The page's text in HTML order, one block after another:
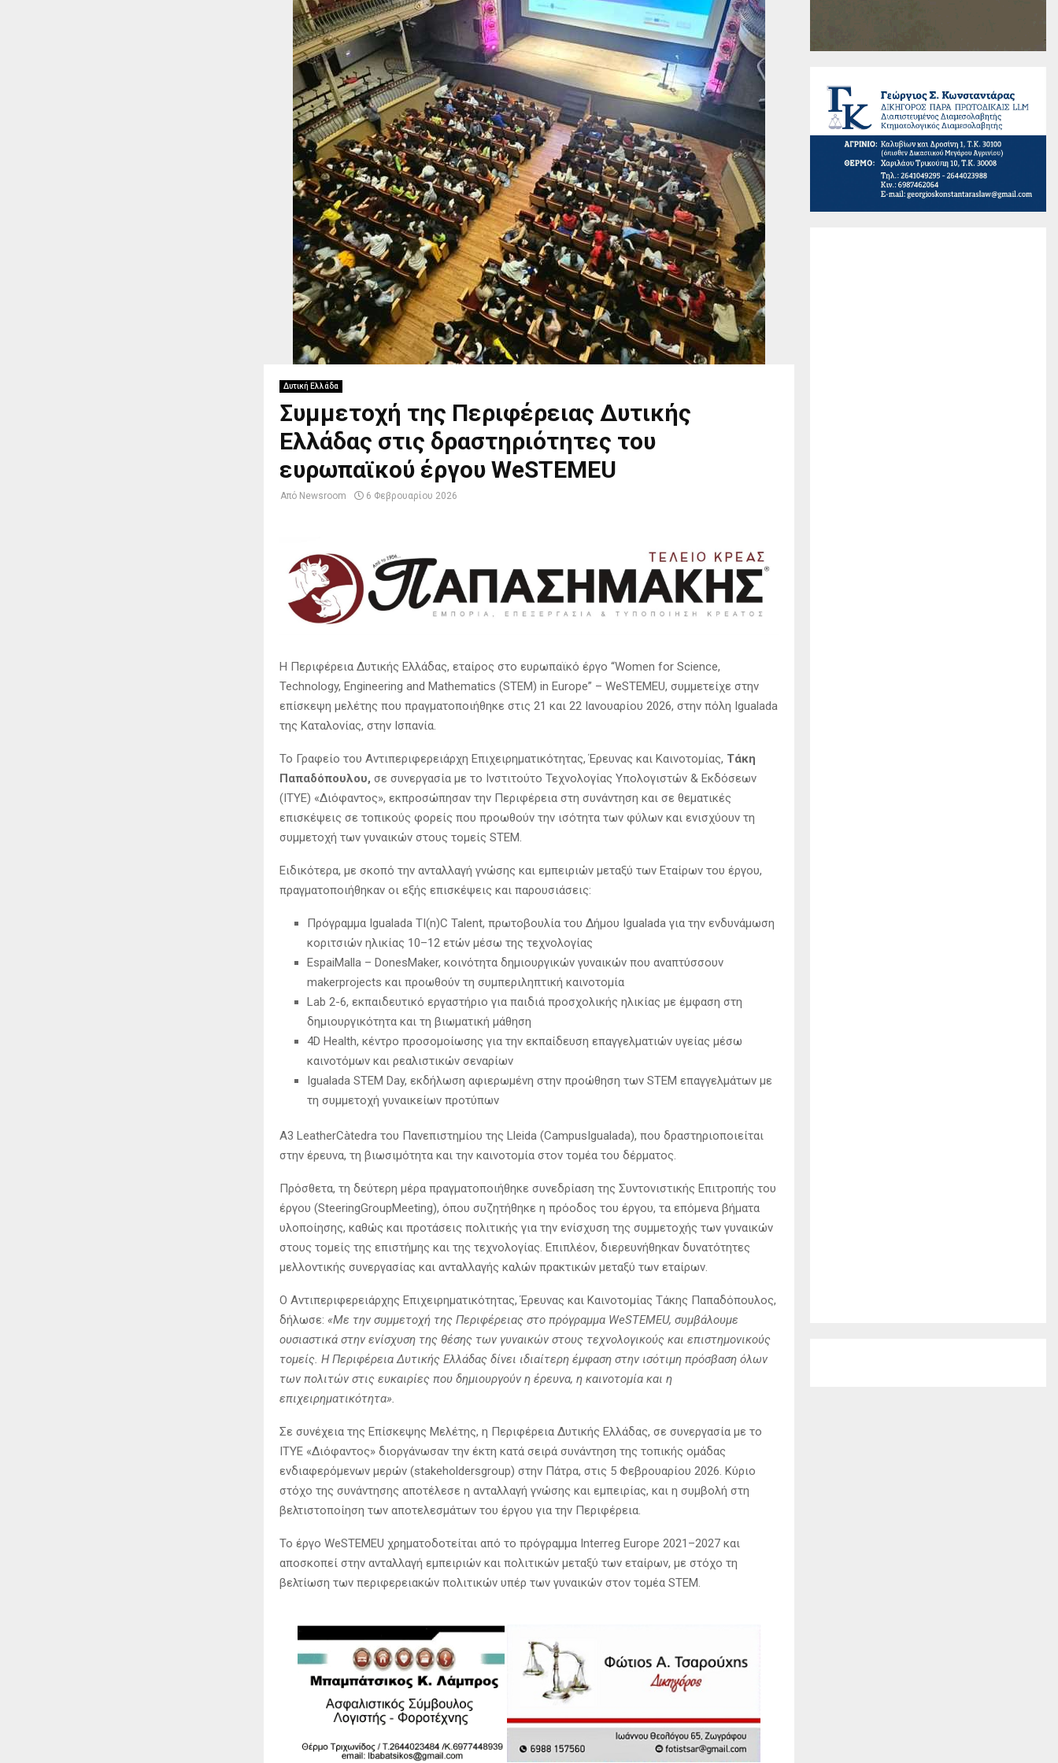
Δυτική Ελλάδα
Συμμετοχή της Περιφέρειας Δυτικής
Ελλάδας στις δραστηριότητες του
ευρωπαϊκού έργου WeSTEMEU
Από Newsroom 6 Φεβρουαρίου 2026
Η Περιφέρεια Δυτικής Ελλάδας, εταίρος στο ευρωπαϊκό έργο “Women for Science,
Technology, Engineering and Mathematics (STEM) in Europe” – WeSTEMEU, συμμετείχε στην
επίσκεψη μελέτης που πραγματοποιήθηκε στις 21 και 22 Ιανουαρίου 2026, στην πόλη Igualada
της Καταλονίας, στην Ισπανία.
Το Γραφείο του Αντιπεριφερειάρχη Επιχειρηματικότητας, Έρευνας και Καινοτομίας, Τάκη
Παπαδόπουλου, σε συνεργασία με το Ινστιτούτο Τεχνολογίας Υπολογιστών & Εκδόσεων
(ΙΤΥΕ) «Διόφαντος», εκπροσώπησαν την Περιφέρεια στη συνάντηση και σε θεματικές
επισκέψεις σε τοπικούς φορείς που προωθούν την ισότητα των φύλων και ενισχύουν τη
συμμετοχή των γυναικών στους τομείς STEM.
Ειδικότερα, με σκοπό την ανταλλαγή γνώσης και εμπειριών μεταξύ των Εταίρων του έργου,
πραγματοποιήθηκαν οι εξής επισκέψεις και παρουσιάσεις:
Πρόγραμμα Igualada TI(n)C Talent, πρωτοβουλία του Δήμου Igualada για την ενδυνάμωση
κοριτσιών ηλικίας 10–12 ετών μέσω της τεχνολογίας
EspaiMalla – DonesMaker, κοινότητα δημιουργικών γυναικών που αναπτύσσουν
makerprojects και προωθούν τη συμπεριληπτική καινοτομία
Lab 2-6, εκπαιδευτικό εργαστήριο για παιδιά προσχολικής ηλικίας με έμφαση στη
δημιουργικότητα και τη βιωματική μάθηση
4D Health, κέντρο προσομοίωσης για την εκπαίδευση επαγγελματιών υγείας μέσω
καινοτόμων και ρεαλιστικών σεναρίων
Igualada STEM Day, εκδήλωση αφιερωμένη στην προώθηση των STEM επαγγελμάτων με
τη συμμετοχή γυναικείων προτύπων
A3 LeatherCàtedra του Πανεπιστημίου της Lleida (CampusIgualada), που δραστηριοποιείται
στην έρευνα, τη βιωσιμότητα και την καινοτομία στον τομέα του δέρματος.
Πρόσθετα, τη δεύτερη μέρα πραγματοποιήθηκε συνεδρίαση της Συντονιστικής Επιτροπής του
έργου (SteeringGroupMeeting), όπου συζητήθηκε η πρόοδος του έργου, τα επόμενα βήματα
υλοποίησης, καθώς και προτάσεις πολιτικής για την ενίσχυση της συμμετοχής των γυναικών
στους τομείς της επιστήμης και της τεχνολογίας. Επιπλέον, διερευνήθηκαν δυνατότητες
μελλοντικής συνεργασίας και ανταλλαγής καλών πρακτικών μεταξύ των εταίρων.
Ο Αντιπεριφερειάρχης Επιχειρηματικότητας, Έρευνας και Καινοτομίας Τάκης Παπαδόπουλος,
δήλωσε: «Με την συμμετοχή της Περιφέρειας στο πρόγραμμα WeSTEMEU, συμβάλουμε
ουσιαστικά στην ενίσχυση της θέσης των γυναικών στους τεχνολογικούς και επιστημονικούς
τομείς. Η Περιφέρεια Δυτικής Ελλάδας δίνει ιδιαίτερη έμφαση στην ισότιμη πρόσβαση όλων
των πολιτών στις ευκαιρίες που δημιουργούν η έρευνα, η καινοτομία και η
επιχειρηματικότητα».
Σε συνέχεια της Επίσκεψης Μελέτης, η Περιφέρεια Δυτικής Ελλάδας, σε συνεργασία με το
ΙΤΥΕ «Διόφαντος» διοργάνωσαν την έκτη κατά σειρά συνάντηση της τοπικής ομάδας
ενδιαφερόμενων μερών (stakeholdersgroup) στην Πάτρα, στις 5 Φεβρουαρίου 2026. Κύριο
στόχο της συνάντησης αποτέλεσε η ανταλλαγή γνώσης και εμπειρίας, και η συμβολή στη
βελτιστοποίηση των αποτελεσμάτων του έργου για την Περιφέρεια.
Το έργο WeSTEMEU χρηματοδοτείται από το πρόγραμμα Interreg Europe 2021–2027 και
αποσκοπεί στην ανταλλαγή εμπειριών και πολιτικών μεταξύ των εταίρων, με στόχο τη
βελτίωση των περιφερειακών πολιτικών υπέρ των γυναικών στον τομέα STEM.